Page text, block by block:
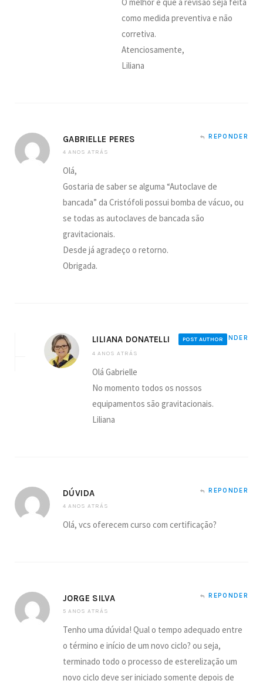
como medida preventiva e não
corretiva.
Atenciosamente,
Liliana
GABRIELLE PERES
4 ANOS ATRÁS
REPONDER
Olá,
Gostaria de saber se alguma “Autoclave de
bancada” da Cristófoli possui bomba de vácuo, ou
se todas as autoclaves de bancada são
gravitacionais.
Desde já agradeço o retorno.
Obrigada.
LILIANA DONATELLI
POST AUTHOR
4 ANOS ATRÁS
REPONDER
Olá Gabrielle
No momento todos os nossos
equipamentos são gravitacionais.
Liliana
DÚVIDA
4 ANOS ATRÁS
REPONDER
Olá, vcs oferecem curso com certificação?
JORGE SILVA
5 ANOS ATRÁS
REPONDER
Tenho uma dúvida! Qual o tempo adequado entre
o término e início de um novo ciclo? ou seja,
terminado todo o processo de esterelização um
novo ciclo deve ser iniciado somente depois de